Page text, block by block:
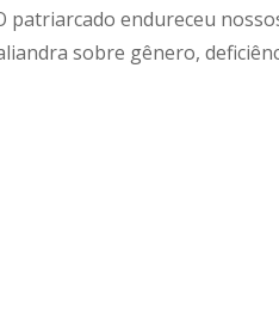
patriarcado endureceu
sobre gênero,